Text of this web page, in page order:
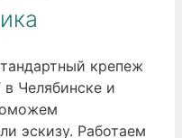
крепеж
Челябинске и
эскизу. Работаем